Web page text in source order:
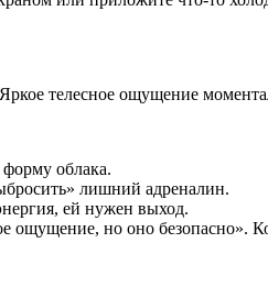
телесное ощущение
облака.
лишний адреналин.
ей нужен выход.
но оно безопасно».